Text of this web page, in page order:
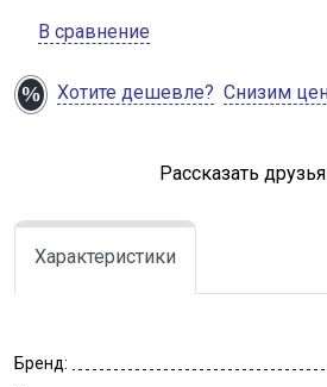
В сравнение
Хотите дешевле? Снизим
Рассказать
Характеристики
Бренд: